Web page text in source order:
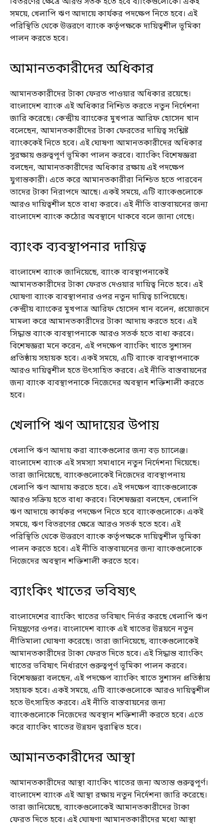
সময়ে, খেলাপি ঋণ আদায়ে কার্যকর পদক্ষেপ নিতে হবে। এই
পরিস্থিতি থেকে উত্তরণে ব্যাংক কর্তৃপক্ষকে দায়িত্বশীল ভূমিকা
পালন করতে হবে।
আমানতকারীদের অধিকার
আমানতকারীদের টাকা ফেরত পাওয়ার অধিকার রয়েছে।
বাংলাদেশ ব্যাংক এই অধিকার নিশ্চিত করতে নতুন নির্দেশনা
জারি করেছে। কেন্দ্রীয় ব্যাংকের মুখপাত্র আরিফ হোসেন খান
বলেছেন, আমানতকারীদের টাকা ফেরতের দায়িত্ব সংশ্লিষ্ট
ব্যাংককেই নিতে হবে। এই ঘোষণা আমানতকারীদের অধিকার
সুরক্ষায় গুরুত্বপূর্ণ ভূমিকা পালন করবে। ব্যাংকিং বিশেষজ্ঞরা
বলছেন, আমানতকারীদের অধিকার রক্ষায় এই পদক্ষেপ
যুগান্তকারী। এতে করে আমানতকারীরা নিশ্চিত হতে পারবেন
তাদের টাকা নিরাপদে আছে। একই সময়ে, এটি ব্যাংকগুলোকে
আরও দায়িত্বশীল হতে বাধ্য করবে। এই নীতি বাস্তবায়নের জন্য
বাংলাদেশ ব্যাংক কঠোর অবস্থানে থাকবে বলে জানা গেছে।
ব্যাংক ব্যবস্থাপনার দায়িত্ব
বাংলাদেশ ব্যাংক জানিয়েছে, ব্যাংক ব্যবস্থাপনাকেই
আমানতকারীদের টাকা ফেরত দেওয়ার দায়িত্ব নিতে হবে। এই
ঘোষণা ব্যাংক ব্যবস্থাপনার ওপর নতুন দায়িত্ব চাপিয়েছে।
কেন্দ্রীয় ব্যাংকের মুখপাত্র আরিফ হোসেন খান বলেন, প্রয়োজনে
মামলা করে আমানতকারীদের টাকা আদায় করতে হবে। এই
সিদ্ধান্ত ব্যাংক ব্যবস্থাপনাকে আরও সতর্ক হতে বাধ্য করবে।
বিশেষজ্ঞরা মনে করেন, এই পদক্ষেপ ব্যাংকিং খাতে সুশাসন
প্রতিষ্ঠায় সহায়ক হবে। একই সময়ে, এটি ব্যাংক ব্যবস্থাপনাকে
আরও দায়িত্বশীল হতে উৎসাহিত করবে। এই নীতি বাস্তবায়নের
জন্য ব্যাংক ব্যবস্থাপনাকে নিজেদের অবস্থান শক্তিশালী করতে
হবে।
খেলাপি ঋণ আদায়ের উপায়
খেলাপি ঋণ আদায় করা ব্যাংকগুলোর জন্য বড় চ্যালেঞ্জ।
বাংলাদেশ ব্যাংক এই সমস্যা সমাধানে নতুন নির্দেশনা দিয়েছে।
তারা জানিয়েছে, ব্যাংকগুলোকেই নিজেদের ব্যবস্থাপনায়
খেলাপি ঋণ আদায় করতে হবে। এই পদক্ষেপ ব্যাংকগুলোকে
আরও সক্রিয় হতে বাধ্য করবে। বিশেষজ্ঞরা বলছেন, খেলাপি
ঋণ আদায়ে কার্যকর পদক্ষেপ নিতে হবে ব্যাংকগুলোকে। একই
সময়ে, ঋণ বিতরণের ক্ষেত্রে আরও সতর্ক হতে হবে। এই
পরিস্থিতি থেকে উত্তরণে ব্যাংক কর্তৃপক্ষকে দায়িত্বশীল ভূমিকা
পালন করতে হবে। এই নীতি বাস্তবায়নের জন্য ব্যাংকগুলোকে
নিজেদের অবস্থান শক্তিশালী করতে হবে।
ব্যাংকিং খাতের ভবিষ্যৎ
বাংলাদেশের ব্যাংকিং খাতের ভবিষ্যৎ নির্ভর করছে খেলাপি ঋণ
নিয়ন্ত্রণের ওপর। বাংলাদেশ ব্যাংক এই খাতের উন্নয়নে নতুন
নীতিমালা ঘোষণা করেছে। তারা জানিয়েছে, ব্যাংকগুলোকেই
আমানতকারীদের টাকা ফেরত দিতে হবে। এই সিদ্ধান্ত ব্যাংকিং
খাতের ভবিষ্যৎ নির্ধারণে গুরুত্বপূর্ণ ভূমিকা পালন করবে।
বিশেষজ্ঞরা বলছেন, এই পদক্ষেপ ব্যাংকিং খাতে সুশাসন প্রতিষ্ঠায়
সহায়ক হবে। একই সময়ে, এটি ব্যাংকগুলোকে আরও দায়িত্বশীল
হতে উৎসাহিত করবে। এই নীতি বাস্তবায়নের জন্য
ব্যাংকগুলোকে নিজেদের অবস্থান শক্তিশালী করতে হবে। এতে
করে ব্যাংকিং খাতের উন্নয়ন ত্বরান্বিত হবে।
আমানতকারীদের আস্থা
আমানতকারীদের আস্থা ব্যাংকিং খাতের জন্য অত্যন্ত গুরুত্বপূর্ণ।
বাংলাদেশ ব্যাংক এই আস্থা রক্ষায় নতুন নির্দেশনা জারি করেছে।
তারা জানিয়েছে, ব্যাংকগুলোকেই আমানতকারীদের টাকা
ফেরত দিতে হবে। এই ঘোষণা আমানতকারীদের মধ্যে আস্থা